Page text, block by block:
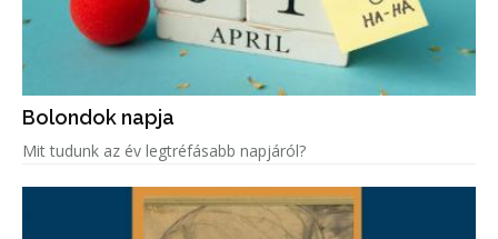
Bolondok napja
Mit tudunk az év legtréfásabb napjáról?